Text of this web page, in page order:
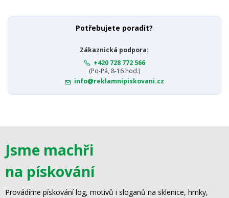
Potřebujete poradit?
Zákaznická podpora:
+420 728 772 566
(Po-Pá, 8-16 hod.)
info@reklamnipiskovani.cz
Jsme machři
na pískování
Provádíme pískování log, motivů i sloganů na sklenice, hrnky,